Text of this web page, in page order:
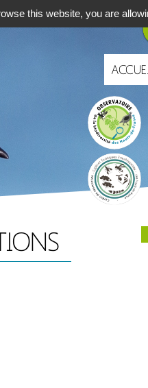
Portails
this website, you are